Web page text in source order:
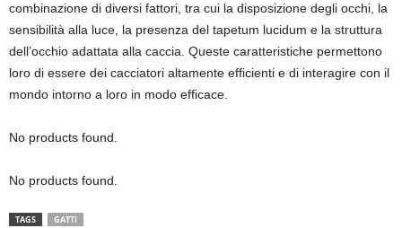
combinazione di diversi fattori, tra cui la disposizione degli occhi, la
sensibilità alla luce, la presenza del tapetum lucidum e la struttura
dell’occhio adattata alla caccia. Queste caratteristiche permettono
loro di essere dei cacciatori altamente efficienti e di interagire con il
mondo intorno a loro in modo efficace.
No products found.
No products found.
TAGS GATTI